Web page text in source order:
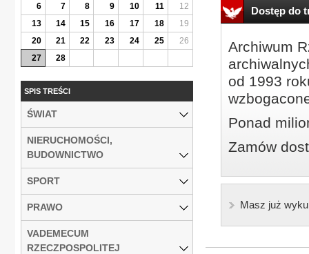
Dostęp do
Archiwum
od 1993
Ponad
Zamów
Masz już
6
7 8 9 10 11
12
13
14 15 16 17 18
19
20
21 22 23 24 25
26
27
28
SPIS TREŚCI
ŚWIAT
NIERUCHOMOŚCI,
BUDOWNICTWO
SPORT
PRAWO
VADEMECUM
RZECZPOSPOLITEJ